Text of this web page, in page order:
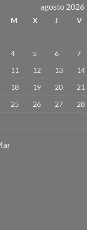
múltiples
variantes.
elegir
en
agosto 2026
M X J V
4 5 6 7
11 12 13 14
18 19 20 21
25 26 27 28